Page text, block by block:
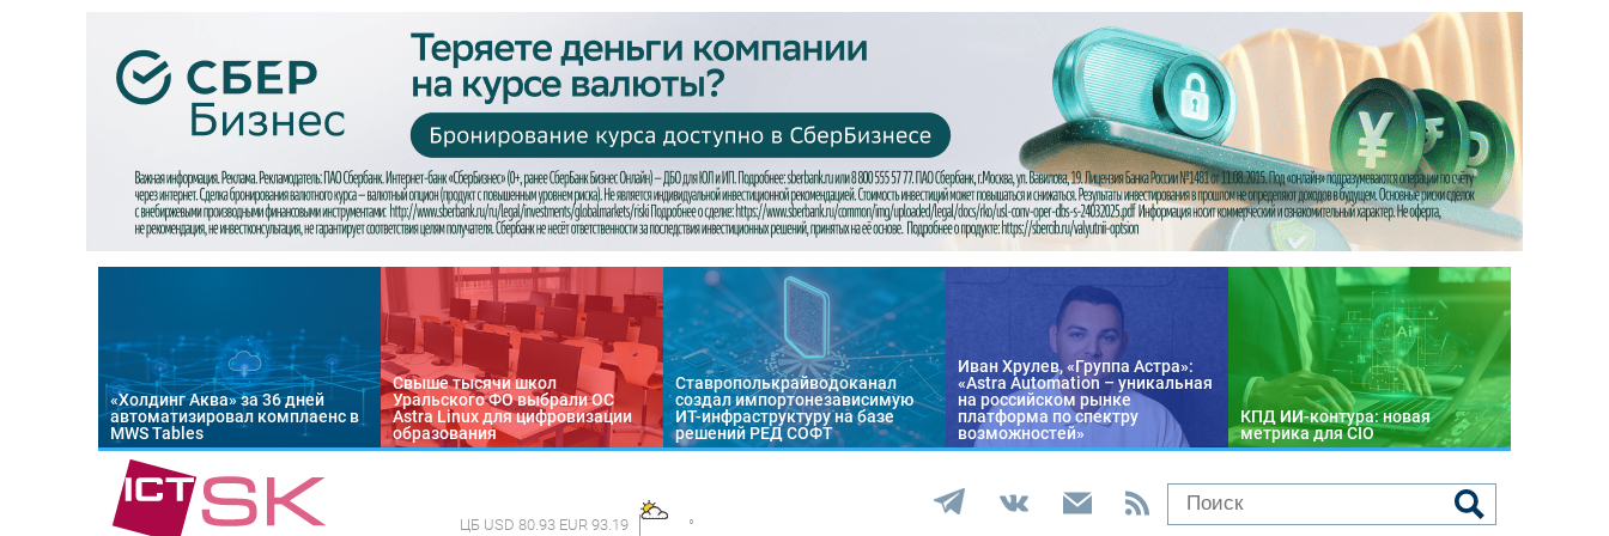
«Холдинг Аква» за 36 дней
автоматизировал комплаенс в
MWS Tables
Свыше тысячи школ
Уральского ФО выбрали ОС
Astra Linux для цифровизации
образования
Ставрополькрайводоканал
создал импортонезависимую
ИТ-инфраструктуру на базе
решений РЕД СОФТ
Иван Хрулев, «Группа Астра»:
«Astra Automation – уникальная
на российском рынке
платформа по спектру
возможностей»
КПД ИИ-контура: новая
метрика для CIO
ЦБ USD 80.93 EUR 93.19 °